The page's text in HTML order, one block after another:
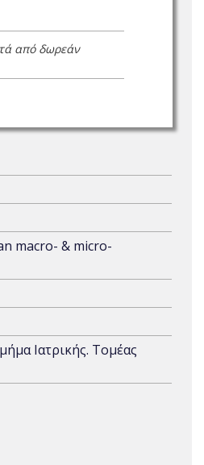
από δωρεάν
macro- & micro-
Ιατρικής. Τομέας